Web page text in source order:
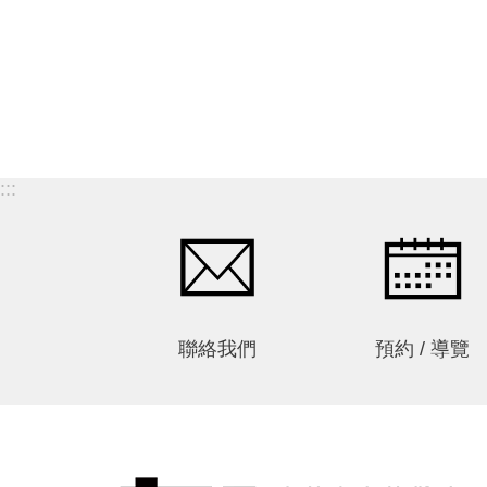
家與作品介紹Introduction of
Artists and Artworks 193逆行的
浮現：如畫之鏡中的地方|高千
The Regional Land Scenery in
行風氣漸興，加上出國展覽講
學日增，讓藝術家的足跡逐漸
踏上世界各地，廣及亞洲、歐
他的靈感來源，每趟旅行皆會
聯絡我們 預約 / 導覽
:::